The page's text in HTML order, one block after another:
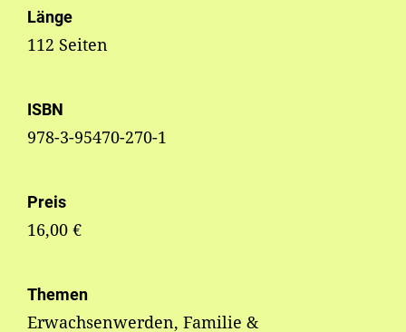
Länge
112 Seiten
ISBN
978-3-95470-270-1
Preis
16,00 €
Themen
Erwachsenwerden, Familie &